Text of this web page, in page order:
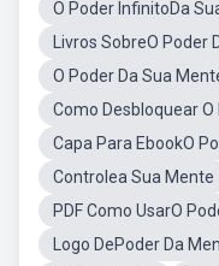
O Poder InfinitoDa
Livros SobreO Poder
O Poder Da Sua
Como Desbloquear
Capa Para EbookO
Controlea Sua Mente
PDF Como UsarO
Logo DePoder Da